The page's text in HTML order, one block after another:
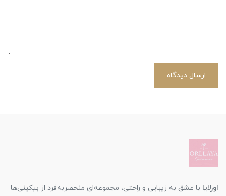
ارسال دیدگاه
اورلایا با عشق به زیبایی و راحتی، مجموعه‌ای منحصربه‌فرد از بیکینی‌ها